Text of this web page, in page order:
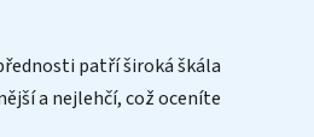
patří široká škála
a nejlehčí, což oceníte